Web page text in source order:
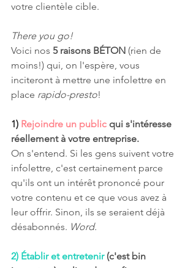
votre clientèle cible.
There you go!
Voici nos 5 raisons BÉTON (rien de
moins!) qui, on l'espère, vous
inciteront à mettre une infolettre en
place rapido-presto!
1) Rejoindre un public qui s'intéresse
réellement à votre entreprise.
On s'entend. Si les gens suivent votre
infolettre, c'est certainement parce
qu'ils ont un intérêt prononcé pour
votre contenu et ce que vous avez à
leur offrir. Sinon, ils se seraient déjà
désabonnés. Word.
2) Établir et entretenir (c'est bin